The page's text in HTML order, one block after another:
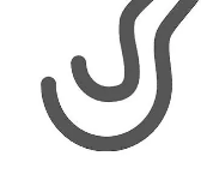
Offerte aanvragen
offerte aanvragen?